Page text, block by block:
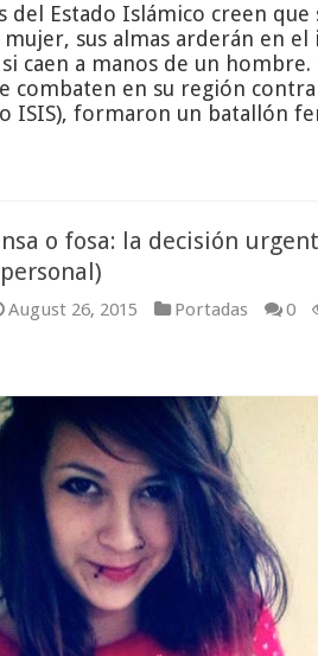
del Estado Islámico creen
mujer, sus almas arderán en
caen a manos de un
combaten en su región
ISIS), formaron un batallón
o fosa: la decisión
August 26, 2015 Portadas 0